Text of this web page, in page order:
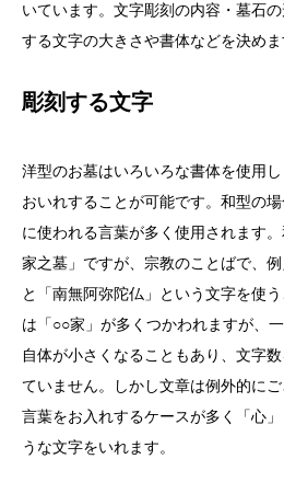
いています。文字彫刻の内容・墓石
する文字の大きさや書体などを決めま
彫刻する文字
洋型のお墓はいろいろな書体を使用
おいれすることが可能です。和型の
に使われる言葉が多く使用されます
家之墓」ですが、宗教のことばで、
と「南無阿弥陀仏」という文字を使
は「○○家」が多くつかわれますが、
自体が小さくなることもあり、文字
ていません。しかし文章は例外的に
言葉をお入れするケースが多く「心
うな文字をいれます。